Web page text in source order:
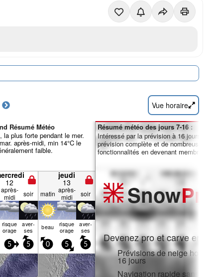
Vue horaire
Résumé Météo
la plus forte pendant le mer.
après-midi, min 14°C le
faible.
12
jeudi
13
après-
midi
soir matin après-
midi
soir
risque
orage
aver­
ses beau risque
orage
aver­
ses
5 5 0 5 5
Résumé météo des jours 7-16 :
Intéressé par la prévision à 16 jours ?
prévision complète et de nombreuses
fonctionnalités en devenant membre Pro.
SnowPro
Devenez pro et carve en:
Prévisions de neige horaires
16 jours
Navigation rapide sans